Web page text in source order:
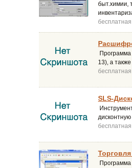
быт.химии,
бесплатная
13), а
бесплатная
SLS-
бесплатная
Программа